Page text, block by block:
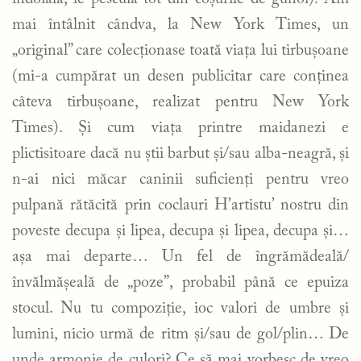
mai întâlnit cândva, la New York Times, un
„original” care colecționase toată viața lui tirbușoane
(mi-a cumpărat un desen publicitar care conținea
câteva tirbușoane, realizat pentru New York
Times). Și cum viața printre maidanezi e
plictisitoare dacă nu știi barbut și/sau alba-neagră, și
n-ai nici măcar caninii suficienți pentru vreo
pulpană rătăcită prin coclauri H’artistu’ nostru din
poveste decupa și lipea, decupa și lipea, decupa și…
așa mai departe… Un fel de îngrămădeală/
învălmășeală de „poze”, probabil până ce epuiza
stocul. Nu tu compoziție, ioc valori de umbre și
lumini, nicio urmă de ritm și/sau de gol/plin… De